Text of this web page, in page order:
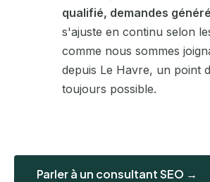
qualifié, demandes
s'ajuste en continu selon
comme nous sommes
depuis Le Havre, un point
toujours possible.
Parler à un consultant SEO →